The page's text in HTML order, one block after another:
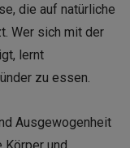
die auf natürliche
Wer sich mit der
lernt
zu essen.
Ausgewogenheit